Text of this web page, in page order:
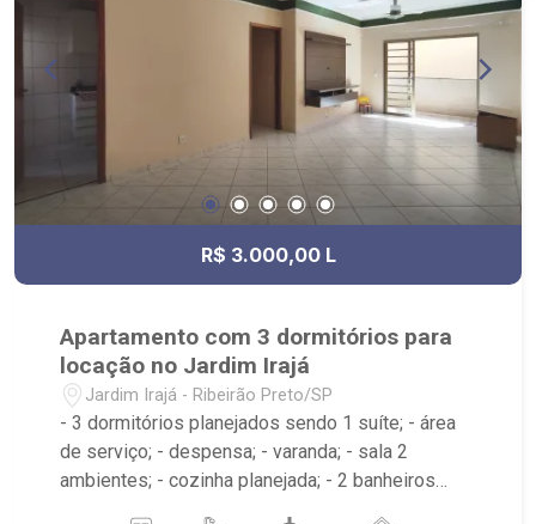
R$ 3.000,00 L
Apartamento com 3 dormitórios para
locação no Jardim Irajá
Jardim Irajá - Ribeirão Preto/SP
- 3 dormitórios planejados sendo 1 suíte; - área
de serviço; - despensa; - varanda; - sala 2
ambientes; - cozinha planejada; - 2 banheiros